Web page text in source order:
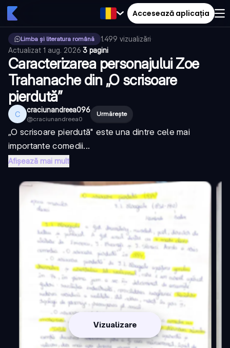
Accesează aplicația
Limba și literatura română 1.499 vizualizări·
Actualizat 1 aug. 2026·3 pagini
Caracterizarea personajului Zoe
Trahanache din „O scrisoare
pierdută”
C craciunandreea096
@craciunandreea0
Urmărește
„O scrisoare pierdută" este una dintre cele mai
importante comedii...
Afișează mai mult
Vizualizare